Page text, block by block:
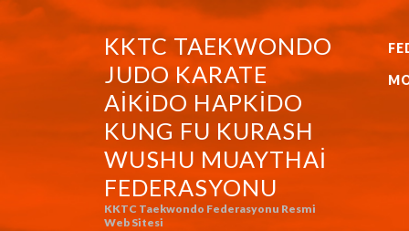
KKTC TAEKWONDO
JUDO KARATE
AIKIDO HAPKIDO
KUNG FU KURASH
WUSHU MUAYTHAI
FEDERASYONU
KKTC Taekwondo Federasyonu Resmi
Web Sitesi
KKTC TAEKWONDO JUDO